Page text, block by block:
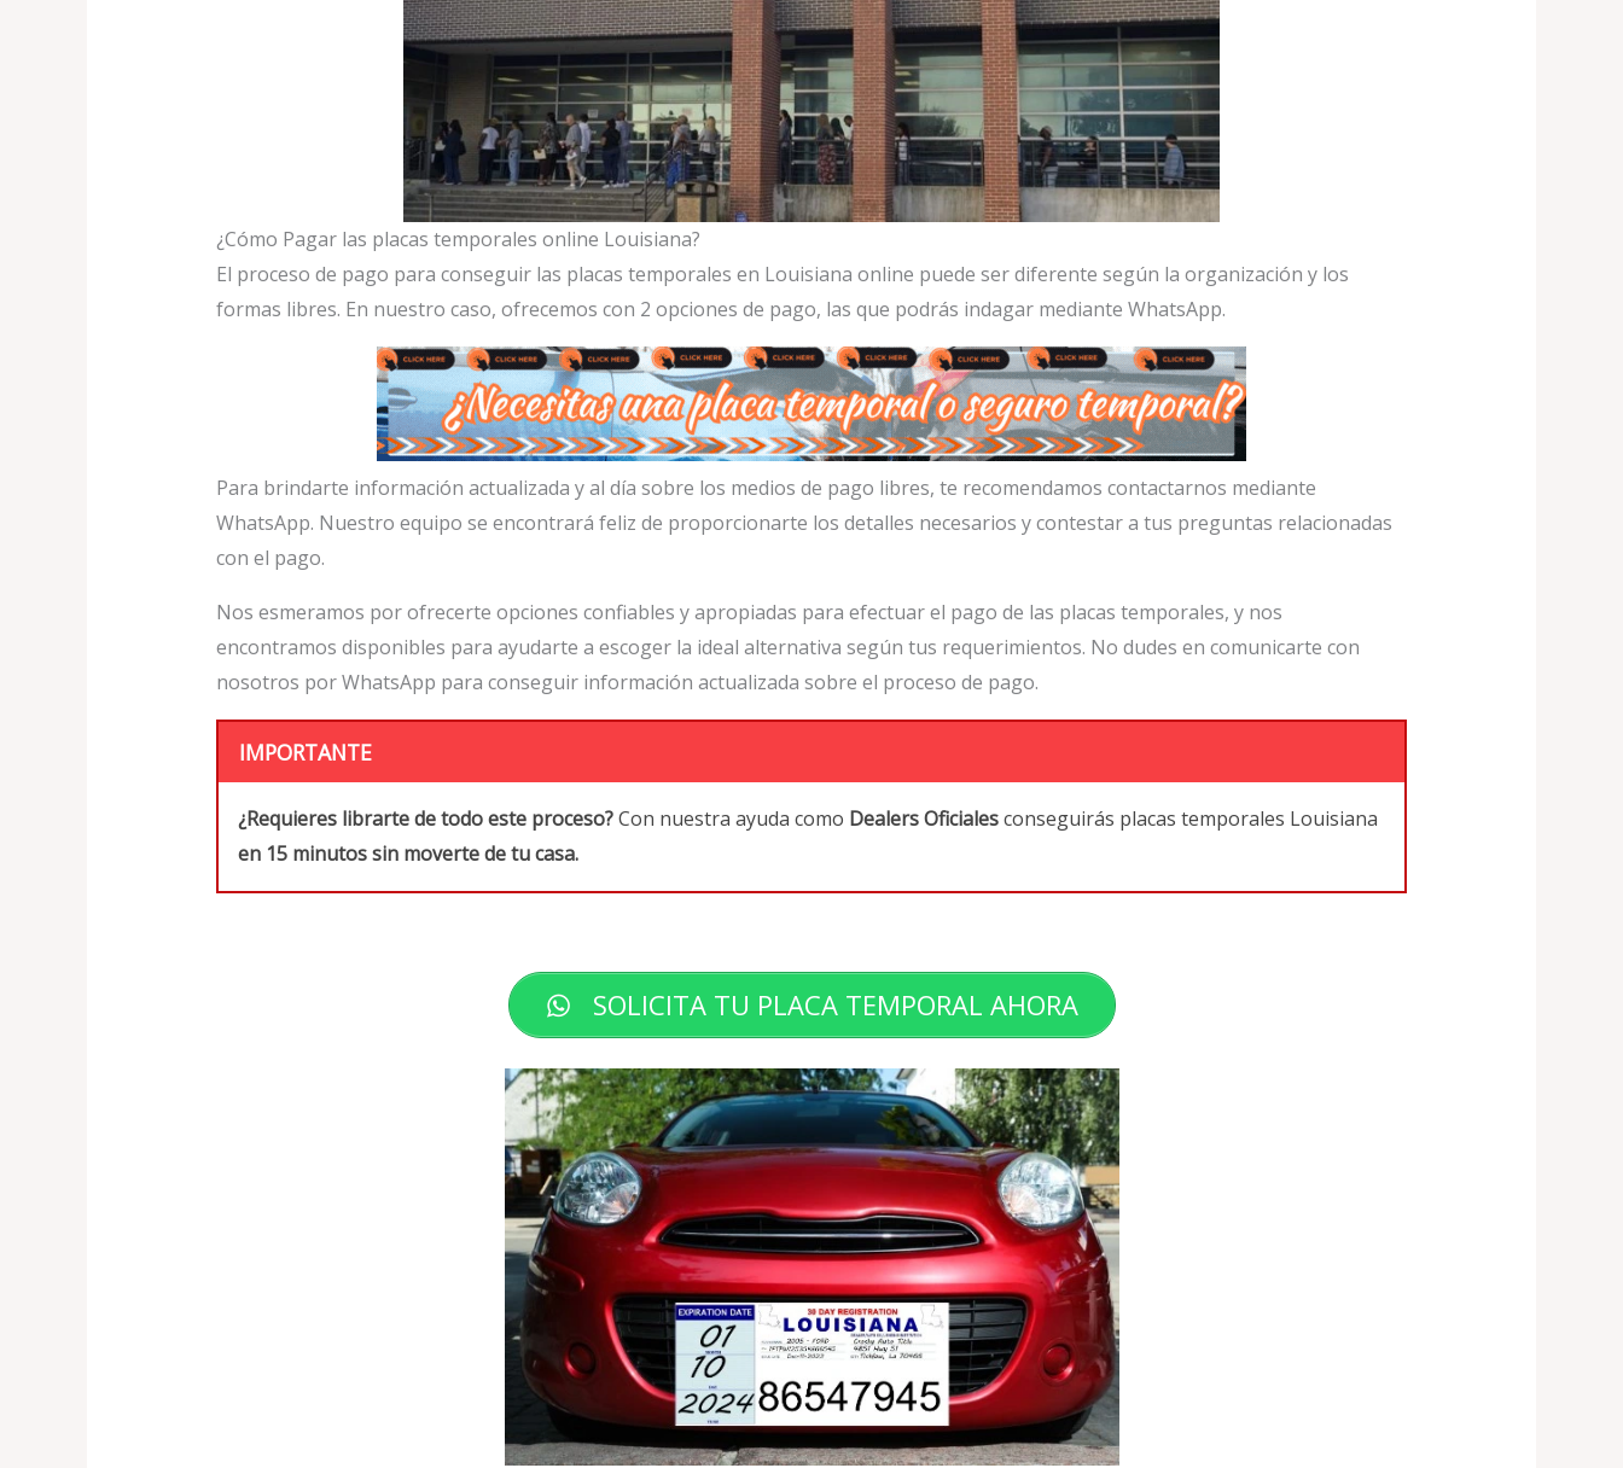
¿Cómo Pagar las placas temporales online Louisiana?
El proceso de pago para conseguir las placas temporales en Louisiana online puede ser diferente según la organización y los
formas libres. En nuestro caso, ofrecemos con 2 opciones de pago, las que podrás indagar mediante WhatsApp.
Para brindarte información actualizada y al día sobre los medios de pago libres, te recomendamos contactarnos mediante
WhatsApp. Nuestro equipo se encontrará feliz de proporcionarte los detalles necesarios y contestar a tus preguntas relacionadas
con el pago.
Nos esmeramos por ofrecerte opciones confiables y apropiadas para efectuar el pago de las placas temporales, y nos
encontramos disponibles para ayudarte a escoger la ideal alternativa según tus requerimientos. No dudes en comunicarte con
nosotros por WhatsApp para conseguir información actualizada sobre el proceso de pago.
IMPORTANTE
¿Requieres librarte de todo este proceso?Con nuestra ayuda como Dealers Oficialesconseguirás placas temporales Louisiana
en 15 minutos sin moverte de tu casa.
SOLICITA TU PLACA TEMPORAL AHORA